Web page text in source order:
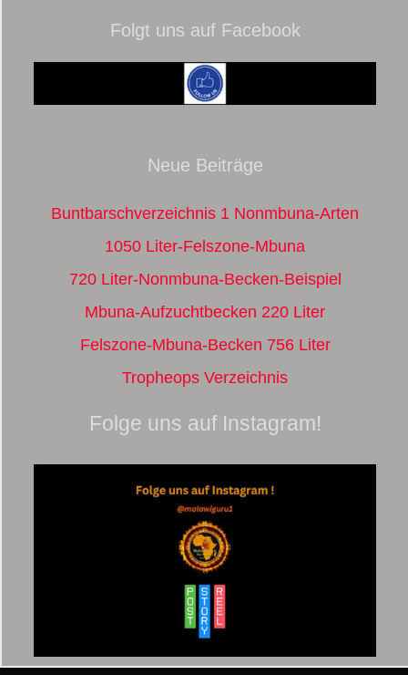
Folgt uns auf Facebook
Neue Beiträge
Buntbarschverzeichnis 1 Nonmbuna-Arten
1050 Liter-Felszone-Mbuna
720 Liter-Nonmbuna-Becken-Beispiel
Mbuna-Aufzuchtbecken 220 Liter
Felszone-Mbuna-Becken 756 Liter
Tropheops Verzeichnis
Folge uns auf Instagram!